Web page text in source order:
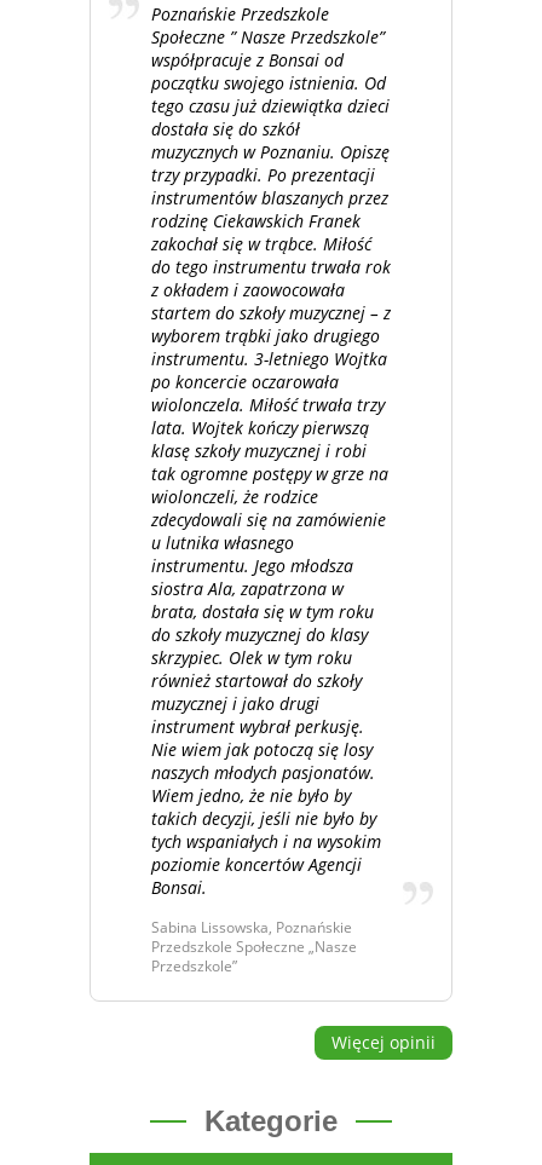
Poznańskie Przedszkole
Społeczne ” Nasze Przedszkole”
współpracuje z Bonsai od
początku swojego istnienia. Od
tego czasu już dziewiątka dzieci
dostała się do szkół
muzycznych w Poznaniu. Opiszę
trzy przypadki. Po prezentacji
instrumentów blaszanych przez
rodzinę Ciekawskich Franek
zakochał się w trąbce. Miłość
do tego instrumentu trwała rok
z okładem i zaowocowała
startem do szkoły muzycznej – z
wyborem trąbki jako drugiego
instrumentu. 3-letniego Wojtka
po koncercie oczarowała
wiolonczela. Miłość trwała trzy
lata. Wojtek kończy pierwszą
klasę szkoły muzycznej i robi
tak ogromne postępy w grze na
wiolonczeli, że rodzice
zdecydowali się na zamówienie
u lutnika własnego
instrumentu. Jego młodsza
siostra Ala, zapatrzona w
brata, dostała się w tym roku
do szkoły muzycznej do klasy
skrzypiec. Olek w tym roku
również startował do szkoły
muzycznej i jako drugi
instrument wybrał perkusję.
Nie wiem jak potoczą się losy
naszych młodych pasjonatów.
Wiem jedno, że nie było by
takich decyzji, jeśli nie było by
tych wspaniałych i na wysokim
poziomie koncertów Agencji
Bonsai.
Sabina Lissowska, Poznańskie
Przedszkole Społeczne „Nasze
Przedszkole”
Więcej opinii
Kategorie